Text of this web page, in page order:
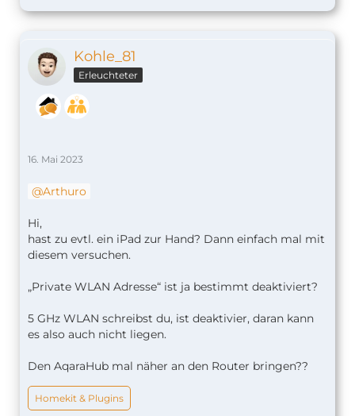
Kohle_81
Erleuchteter
16. Mai 2023
Arthuro
Hi,
hast zu evtl. ein iPad zur Hand? Dann einfach mal mit
diesem versuchen.
„Private WLAN Adresse“ ist ja bestimmt deaktiviert?
5 GHz WLAN schreibst du, ist deaktivier, daran kann
es also auch nicht liegen.
Den AqaraHub mal näher an den Router bringen??
Homekit & Plugins